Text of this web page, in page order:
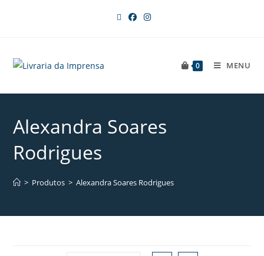
0 MENU
Alexandra Soares
Rodrigues
> Produtos > Alexandra Soares Rodrigues